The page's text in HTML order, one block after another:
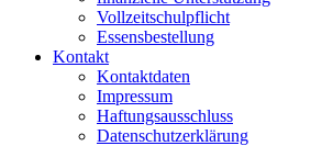
Vollzeitschulpflicht
Essensbestellung
Kontakt
Kontaktdaten
Impressum
Haftungsausschluss
Datenschutzerklärung